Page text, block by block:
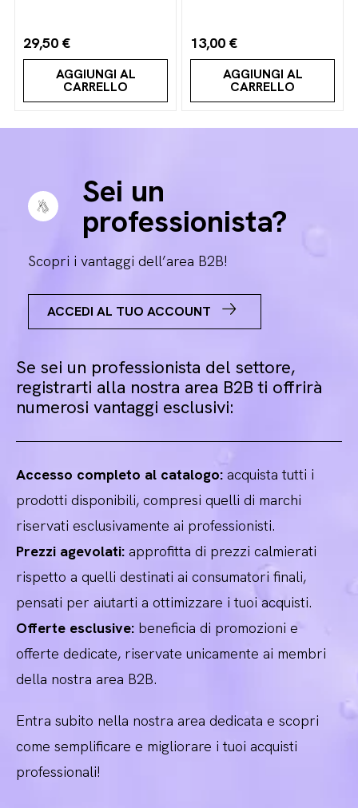
29,50 €
AGGIUNGI AL
CARRELLO
13,00 €
AGGIUNGI AL
CARRELLO
Sei un
professionista?
Scopri i vantaggi dell’area B2B!
ACCEDI AL TUO ACCOUNT
Se sei un professionista del settore,
registrarti alla nostra area B2B ti offrirà
numerosi vantaggi esclusivi:
Accesso completo al catalogo: acquista tutti i
prodotti disponibili, compresi quelli di marchi
riservati esclusivamente ai professionisti.
Prezzi agevolati: approfitta di prezzi calmierati
rispetto a quelli destinati ai consumatori finali,
pensati per aiutarti a ottimizzare i tuoi acquisti.
Offerte esclusive: beneficia di promozioni e
offerte dedicate, riservate unicamente ai membri
della nostra area B2B.
Entra subito nella nostra area dedicata e scopri
come semplificare e migliorare i tuoi acquisti
professionali!